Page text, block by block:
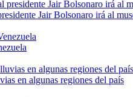
Jair Bolsonaro irá al
en algunas regiones del país